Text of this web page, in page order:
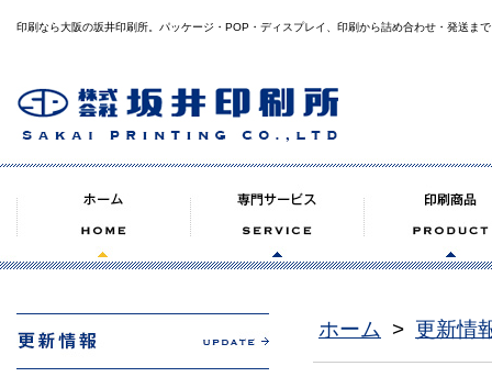
印刷なら大阪の坂井印刷所。パッケージ・POP・ディスプレイ、印刷から詰め合わせ・発送ま
ホーム > 更新情